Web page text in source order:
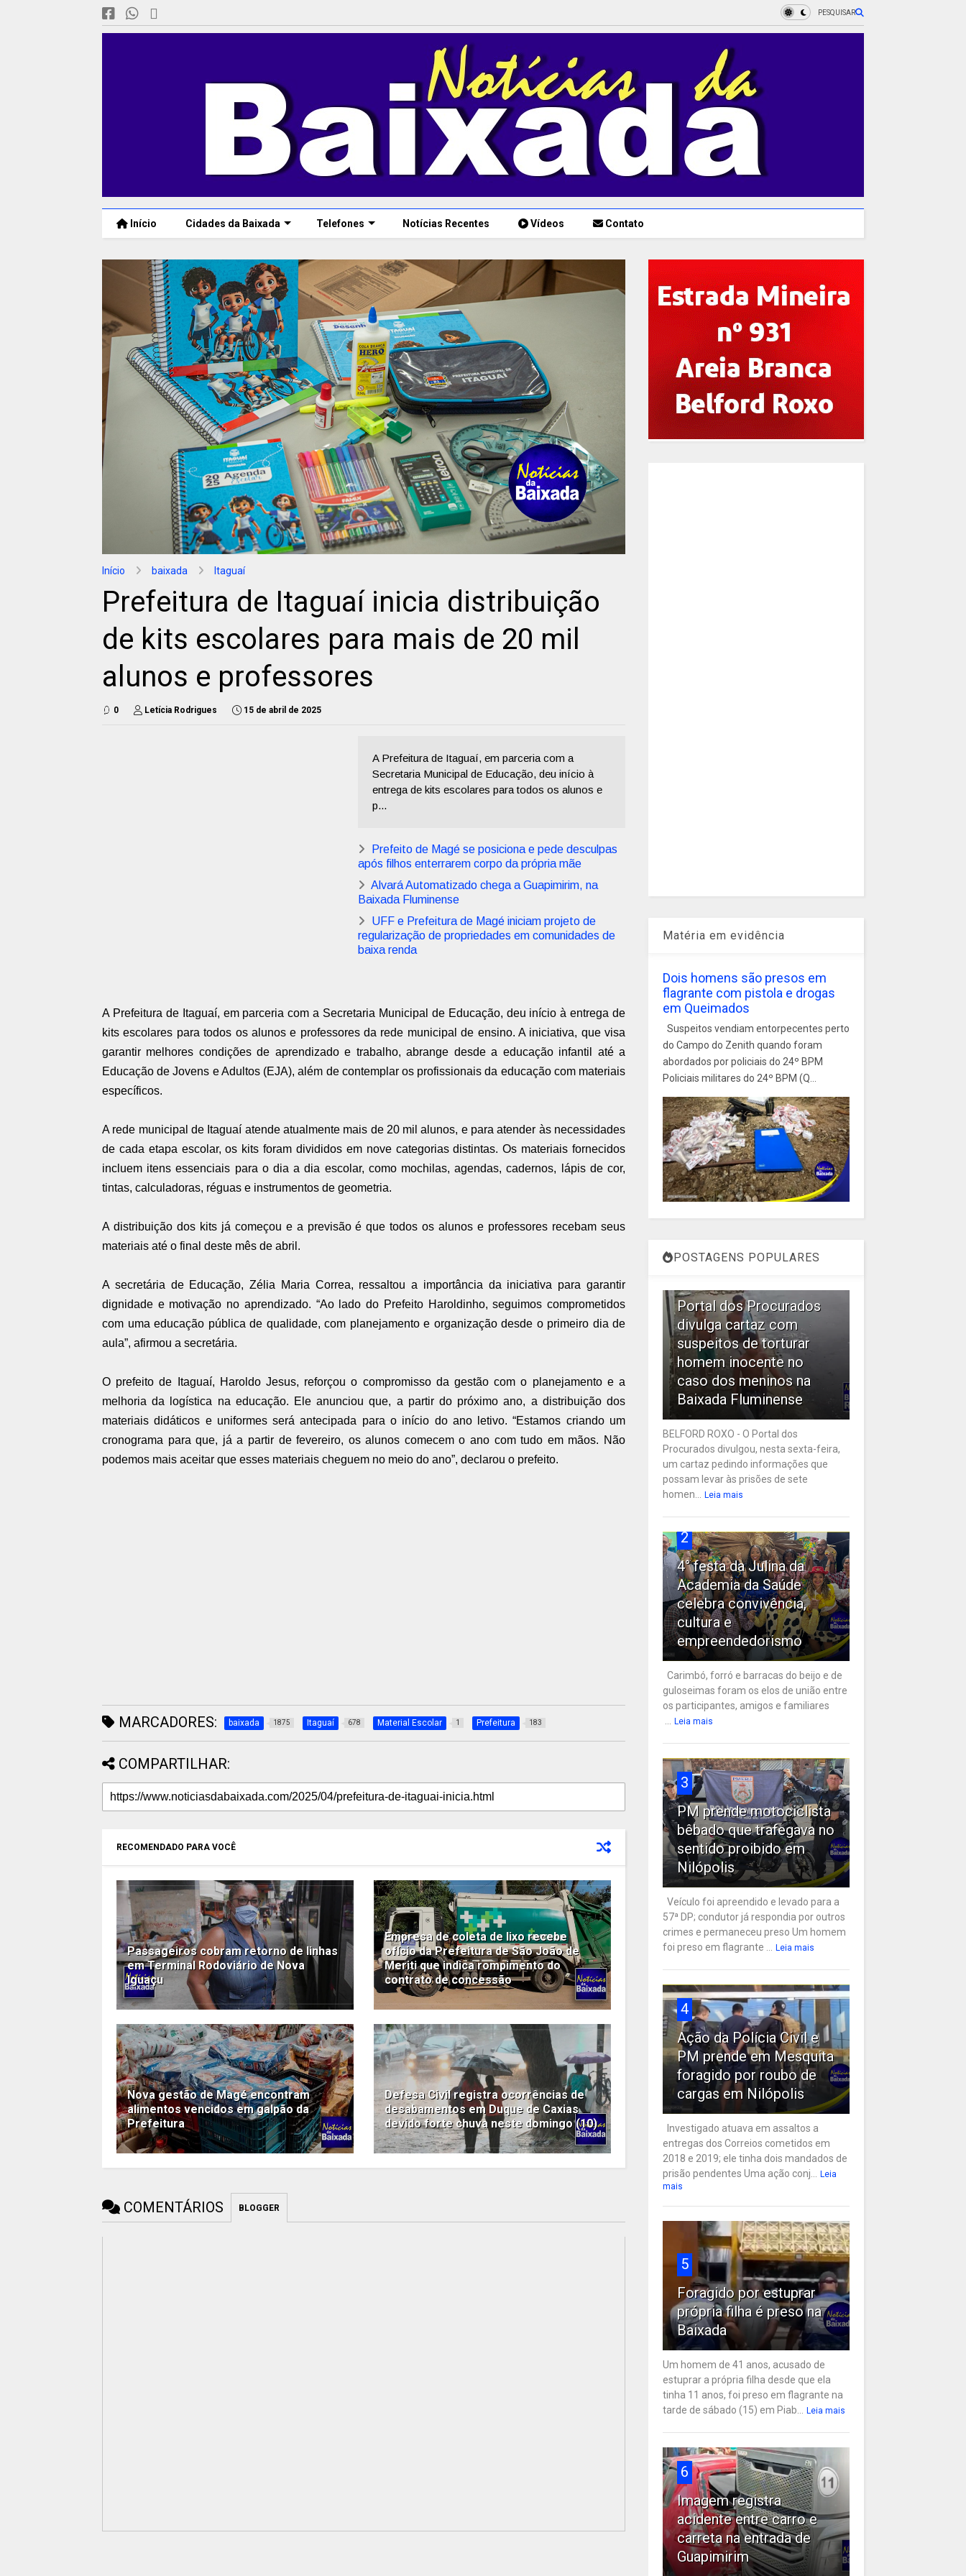
PESQUISAR
Início Cidades da Baixada Telefones Notícias Recentes Vídeos Contato
Início baixada Itaguaí
Prefeitura de Itaguaí inicia distribuição
de kits escolares para mais de 20 mil
alunos e professores
0 Letícia Rodrigues 15 de abril de 2025
A Prefeitura de Itaguaí, em parceria com a
Secretaria Municipal de Educação, deu início à
entrega de kits escolares para todos os alunos e
p...
Prefeito de Magé se posiciona e pede desculpas
após filhos enterrarem corpo da própria mãe
Alvará Automatizado chega a Guapimirim, na
Baixada Fluminense
UFF e Prefeitura de Magé iniciam projeto de
regularização de propriedades em comunidades de
baixa renda
A Prefeitura de Itaguaí, em parceria com a Secretaria Municipal de Educação, deu início à entrega de
kits escolares para todos os alunos e professores da rede municipal de ensino. A iniciativa, que visa
garantir melhores condições de aprendizado e trabalho, abrange desde a educação infantil até a
Educação de Jovens e Adultos (EJA), além de contemplar os profissionais da educação com materiais
específicos.
A rede municipal de Itaguaí atende atualmente mais de 20 mil alunos, e para atender às necessidades
de cada etapa escolar, os kits foram divididos em nove categorias distintas. Os materiais fornecidos
incluem itens essenciais para o dia a dia escolar, como mochilas, agendas, cadernos, lápis de cor,
tintas, calculadoras, réguas e instrumentos de geometria.
A distribuição dos kits já começou e a previsão é que todos os alunos e professores recebam seus
materiais até o final deste mês de abril.
A secretária de Educação, Zélia Maria Correa, ressaltou a importância da iniciativa para garantir
dignidade e motivação no aprendizado. “Ao lado do Prefeito Haroldinho, seguimos comprometidos
com uma educação pública de qualidade, com planejamento e organização desde o primeiro dia de
aula”, afirmou a secretária.
O prefeito de Itaguaí, Haroldo Jesus, reforçou o compromisso da gestão com o planejamento e a
melhoria da logística na educação. Ele anunciou que, a partir do próximo ano, a distribuição dos
materiais didáticos e uniformes será antecipada para o início do ano letivo. “Estamos criando um
cronograma para que, já a partir de fevereiro, os alunos comecem o ano com tudo em mãos. Não
podemos mais aceitar que esses materiais cheguem no meio do ano”, declarou o prefeito.
MARCADORES: baixada 1875 Itaguaí 678 Material Escolar 1 Prefeitura 183
COMPARTILHAR:
RECOMENDADO PARA VOCÊ
Passageiros cobram retorno de linhas
em Terminal Rodoviário de Nova
Iguaçu
Empresa de coleta de lixo recebe
ofício da Prefeitura de São João de
Meriti que indica rompimento do
contrato de concessão
Nova gestão de Magé encontram
alimentos vencidos em galpão da
Prefeitura
Defesa Civil registra ocorrências de
desabamentos em Duque de Caxias
devido forte chuva neste domingo (10)
COMENTÁRIOS BLOGGER
Matéria em evidência
Dois homens são presos em
flagrante com pistola e drogas
em Queimados
Suspeitos vendiam entorpecentes perto
do Campo do Zenith quando foram
abordados por policiais do 24º BPM
Policiais militares do 24º BPM (Q...
POSTAGENS POPULARES
Portal dos Procurados
divulga cartaz com
suspeitos de torturar
homem inocente no
caso dos meninos na
Baixada Fluminense
BELFORD ROXO - O Portal dos
Procurados divulgou, nesta sexta-feira,
um cartaz pedindo informações que
possam levar às prisões de sete
homen... Leia mais
2
4° festa da Julina da
Academia da Saúde
celebra convivência,
cultura e
empreendedorismo
Carimbó, forró e barracas do beijo e de
guloseimas foram os elos de união entre
os participantes, amigos e familiares
... Leia mais
3
PM prende motociclista
bêbado que trafegava no
sentido proibido em
Nilópolis
Veículo foi apreendido e levado para a
57ª DP; condutor já respondia por outros
crimes e permaneceu preso Um homem
foi preso em flagrante ... Leia mais
4
Ação da Polícia Civil e
PM prende em Mesquita
foragido por roubo de
cargas em Nilópolis
Investigado atuava em assaltos a
entregas dos Correios cometidos em
2018 e 2019; ele tinha dois mandados de
prisão pendentes Uma ação conj... Leia
mais
5
Foragido por estuprar
própria filha é preso na
Baixada
Um homem de 41 anos, acusado de
estuprar a própria filha desde que ela
tinha 11 anos, foi preso em flagrante na
tarde de sábado (15) em Piab... Leia mais
6
Imagem registra
acidente entre carro e
carreta na entrada de
Guapimirim